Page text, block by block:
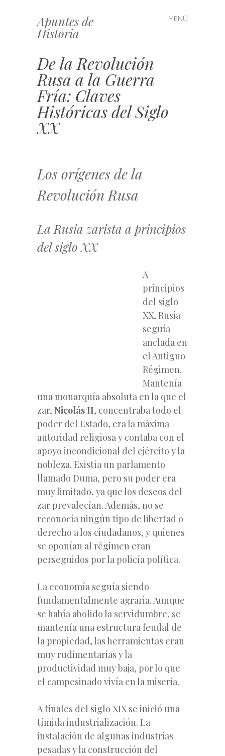
Apuntes de
Historia
MENÚ
Saltar
al
De la Revolución
Rusa a la Guerra
Fría: Claves
Históricas del Siglo
XX
Los orígenes de la
Revolución Rusa
La Rusia zarista a principios
del siglo XX
A
principios
del siglo
XX, Rusia
seguía
anclada en
el Antiguo
Régimen.
Mantenía
una monarquía absoluta en la que el
zar, Nicolás II, concentraba todo el
poder del Estado, era la máxima
autoridad religiosa y contaba con el
apoyo incondicional del ejército y la
nobleza. Existía un parlamento
llamado Duma, pero su poder era
muy limitado, ya que los deseos del
zar prevalecían. Además, no se
reconocía ningún tipo de libertad o
derecho a los ciudadanos, y quienes
se oponían al régimen eran
perseguidos por la policía política.
La economía seguía siendo
fundamentalmente agraria. Aunque
se había abolido la servidumbre, se
mantenía una estructura feudal de
la propiedad, las herramientas eran
muy rudimentarias y la
productividad muy baja, por lo que
el campesinado vivía en la miseria.
A finales del siglo XIX se inició una
tímida industrialización. La
instalación de algunas industrias
pesadas y la construcción del